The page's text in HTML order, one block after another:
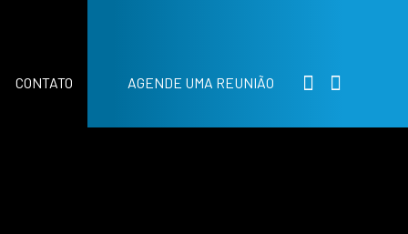
CONTATO AGENDE UMA REUNIÃO